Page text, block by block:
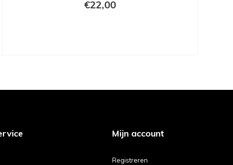
€22,00
Mijn account
Registreren